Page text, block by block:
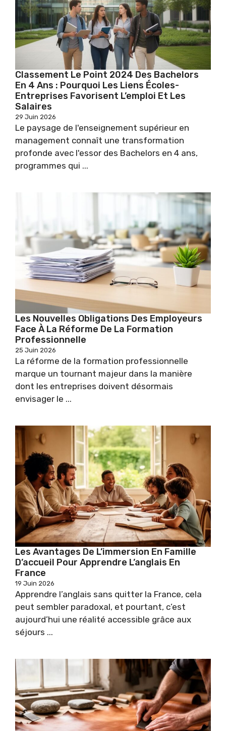
Classement Le Point 2024 Des Bachelors
En 4 Ans : Pourquoi Les Liens Écoles-
Entreprises Favorisent L’emploi Et Les
Salaires
29 Juin 2026
Le paysage de l'enseignement supérieur en
management connaît une transformation
profonde avec l'essor des Bachelors en 4 ans,
programmes qui ...
Les Nouvelles Obligations Des Employeurs
Face À La Réforme De La Formation
Professionnelle
25 Juin 2026
La réforme de la formation professionnelle
marque un tournant majeur dans la manière
dont les entreprises doivent désormais
envisager le ...
Les Avantages De L’immersion En Famille
D’accueil Pour Apprendre L’anglais En
France
19 Juin 2026
Apprendre l’anglais sans quitter la France, cela
peut sembler paradoxal, et pourtant, c’est
aujourd’hui une réalité accessible grâce aux
séjours ...